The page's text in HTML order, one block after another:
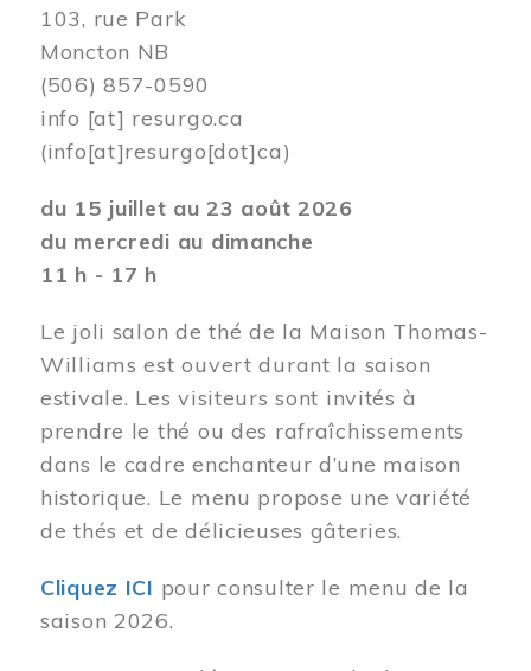
103, rue Park
Moncton NB
(506) 857-0590
info [at] resurgo.ca
(info[at]resurgo[dot]ca)
du 15 juillet au 23 août 2026
du mercredi au dimanche
11 h - 17 h
Le joli salon de thé de la Maison Thomas-
Williams est ouvert durant la saison
estivale. Les visiteurs sont invités à
prendre le thé ou des rafraîchissements
dans le cadre enchanteur d’une maison
historique. Le menu propose une variété
de thés et de délicieuses gâteries.
Cliquez ICI pour consulter le menu de la
saison 2026.